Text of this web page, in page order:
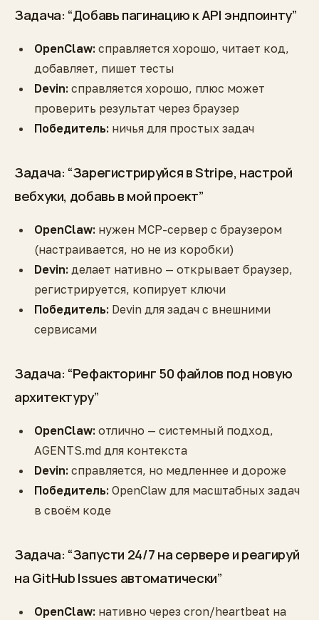
Задача: “Добавь пагинацию к API эндпоинту”
OpenClaw: справляется хорошо, читает код,
добавляет, пишет тесты
Devin: справляется хорошо, плюс может
проверить результат через браузер
Победитель: ничья для простых задач
Задача: “Зарегистрируйся в Stripe, настрой
вебхуки, добавь в мой проект”
OpenClaw: нужен MCP-сервер с браузером
(настраивается, но не из коробки)
Devin: делает нативно — открывает браузер,
регистрируется, копирует ключи
Победитель: Devin для задач с внешними
сервисами
Задача: “Рефакторинг 50 файлов под новую
архитектуру”
OpenClaw: отлично — системный подход,
AGENTS.md для контекста
Devin: справляется, но медленнее и дороже
Победитель: OpenClaw для масштабных задач
в своём коде
Задача: “Запусти 24/7 на сервере и реагируй
на GitHub Issues автоматически”
OpenClaw: нативно через cron/heartbeat на